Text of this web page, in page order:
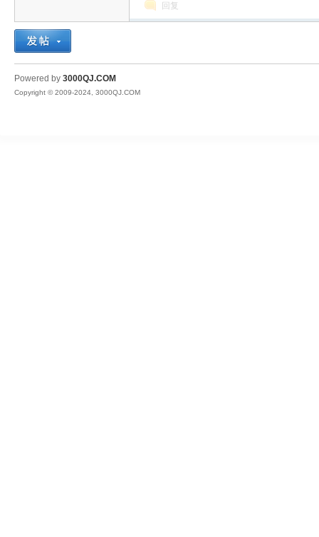
QJ
回复
Powered by 3000QJ.COM
Copyright © 2009-2024, 3000QJ.COM